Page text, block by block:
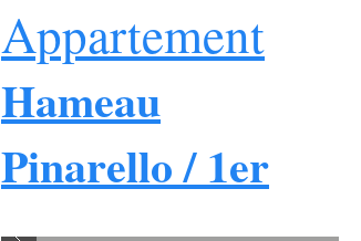
Appartement
Hameau
Pinarello / 1er